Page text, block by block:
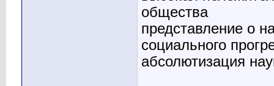
общества
представление о
социального
абсолютизация